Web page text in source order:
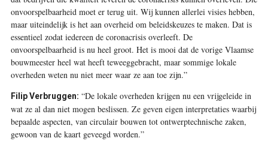
onvoorspelbaarheid moet er terug uit. Wij kunnen allerlei visies hebben,
maar uiteindelijk is het aan overheid om beleidskeuzes te maken. Dat is
essentieel zodat iedereen de coronacrisis overleeft. De
onvoorspelbaarheid is nu heel groot. Het is mooi dat de vorige Vlaamse
bouwmeester heel wat heeft teweeggebracht, maar sommige lokale
overheden weten nu niet meer waar ze aan toe zijn.”
Filip Verbruggen: “De lokale overheden krijgen nu een vrijgeleide in
wat ze al dan niet mogen beslissen. Ze geven eigen interpretaties waarbij
bepaalde aspecten, van circulair bouwen tot ontwerptechnische zaken,
gewoon van de kaart geveegd worden.”